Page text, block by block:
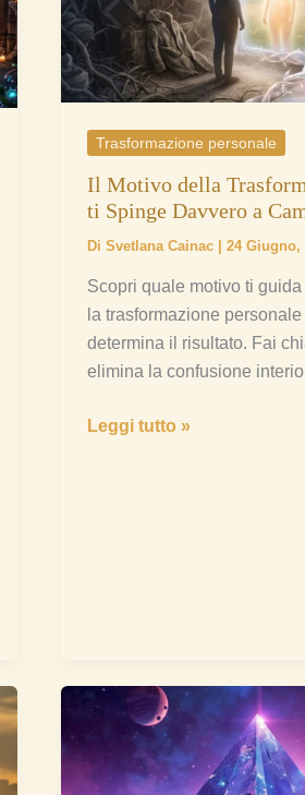
Trasformazione personale
Il Motivo della
ti Spinge Davvero a
DiSvetlana Cainac |24 Giugno,
Scopri quale motivo ti
la trasformazione
determina il risultato. Fai
elimina la confusione
Cosa
ti
Spinge
Davvero
a
Cambiare?
Leggi tutto »
Piramide
Luce
e